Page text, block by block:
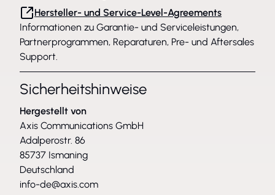
Hersteller- und Service-Level-Agreements
Informationen zu Garantie- und Serviceleistungen,
Partnerprogrammen, Reparaturen, Pre- und Aftersales
Support.
Sicherheitshinweise
Hergestellt von
Axis Communications GmbH
Adalperostr. 86
85737 Ismaning
Deutschland
info-de@axis.com